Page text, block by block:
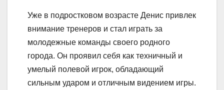
Уже в подростковом возрасте Денис привлек
внимание тренеров и стал играть за
молодежные команды своего родного
города. Он проявил себя как техничный и
умелый полевой игрок, обладающий
сильным ударом и отличным видением игры.